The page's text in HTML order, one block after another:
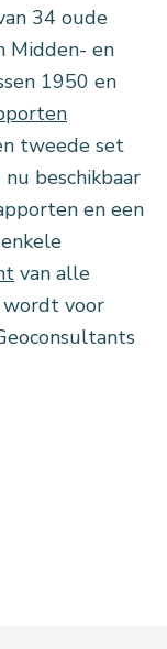
34 oude
Midden- en
1950 en
tweede set
beschikbaar
en een
van alle
wordt voor